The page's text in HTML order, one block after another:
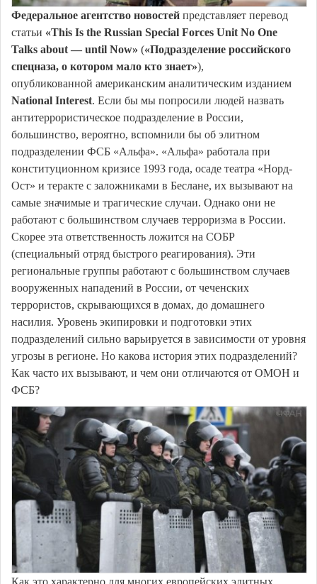
Федеральное агентство новостей представляет перевод
статьи «This Is the Russian Special Forces Unit No One
Talks about — until Now» («Подразделение российского
спецназа, о котором мало кто знает»),
опубликованной американским аналитическим изданием
National Interest. Если бы мы попросили людей назвать
антитеррористическое подразделение в России,
большинство, вероятно, вспомнили бы об элитном
подразделении ФСБ «Альфа». «Альфа» работала при
конституционном кризисе 1993 года, осаде театра «Норд-
Ост» и теракте с заложниками в Беслане, их вызывают на
самые значимые и трагические случаи. Однако они не
работают с большинством случаев терроризма в России.
Скорее эта ответственность ложится на СОБР
(специальный отряд быстрого реагирования). Эти
региональные группы работают с большинством случаев
вооруженных нападений в России, от чеченских
террористов, скрывающихся в домах, до домашнего
насилия. Уровень экипировки и подготовки этих
подразделений сильно варьируется в зависимости от уровня
угрозы в регионе. Но какова история этих подразделений?
Как часто их вызывают, и чем они отличаются от ОМОН и
ФСБ?
Как это характерно для многих европейских элитных